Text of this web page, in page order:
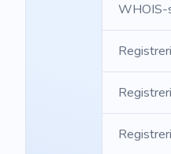
WHOIS-